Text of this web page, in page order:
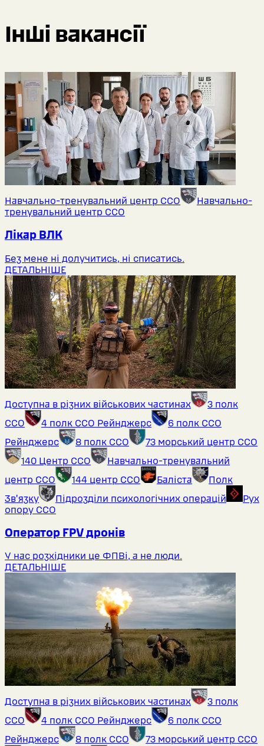
Інші вакансії
Навчально-тренувальний центр ССО
Навчально-
тренувальний центр ССО
Лікар ВЛК
Без мене ні долучитись, ні списатись.
ДЕТАЛЬНІШЕ
Доступна в різних військових частинах
3 полк
ССО
4 полк ССО Рейнджерс
6 полк ССО
Рейнджерс
8 полк ССО
73 морський центр ССО
140 Центр ССО
Навчально-тренувальний
центр ССО
144 центр ССО Баліста
Полк
Звʼязку
Підрозділи психологічних операцій
Рух
опору ССО
Оператор FPV дронів
У нас розхідники це ФПВі, а не люди.
ДЕТАЛЬНІШЕ
Доступна в різних військових частинах
3 полк
ССО
4 полк ССО Рейнджерс
6 полк ССО
Рейнджерс
8 полк ССО
73 морський центр ССО